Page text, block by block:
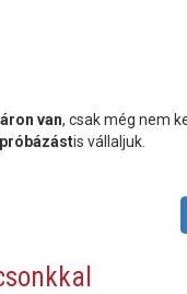
van, csak még nem
is vállaljuk.